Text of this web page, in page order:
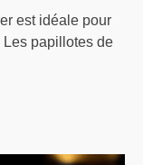
est idéale pour
papillotes de